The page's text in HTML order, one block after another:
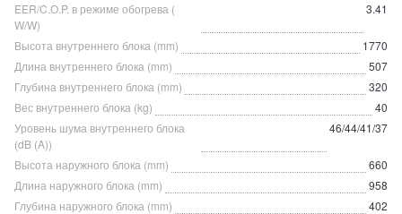
EER/C.O.P. в режиме обогрева (
W/W)
3.41
Высота внутреннего блока (mm)
1770
Длина внутреннего блока (mm)
507
Глубина внутреннего блока (mm)
320
Вес внутреннего блока (kg)
40
Уровень шума внутреннего блока
(dB (A))
46/44/41/37
Высота наружного блока (mm)
660
Длина наружного блока (mm)
958
Глубина наружного блока (mm)
402